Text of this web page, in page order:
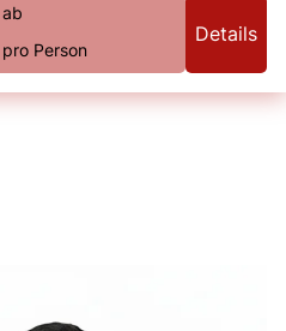
| ab
pro Person
Details